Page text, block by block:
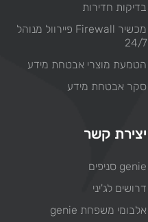
בדיקות חדירות
מכשיר Firewall פיירוול מנוהל
24/7
הטמעת מוצרי אבטחת מידע
סקר אבטחת מידע
יצירת קשר
genie סניפים
דרושים לג'יני
אלבומי משפחת genie